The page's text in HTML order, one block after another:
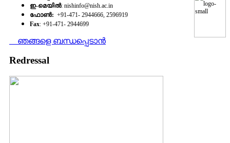
ഇ-മെയില്‍: nishinfo@nish.ac.in
ഫോണ്‍: +91-471- 2944666, 2596919
Fax: +91-471- 2944699
ഞങ്ങളെ ബന്ധപ്പെടാന്‍
Redressal